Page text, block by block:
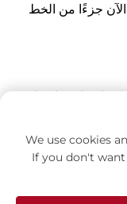
جزءًا من الخط
بلدة وانكوان،
325409
We use cookies
If you don't